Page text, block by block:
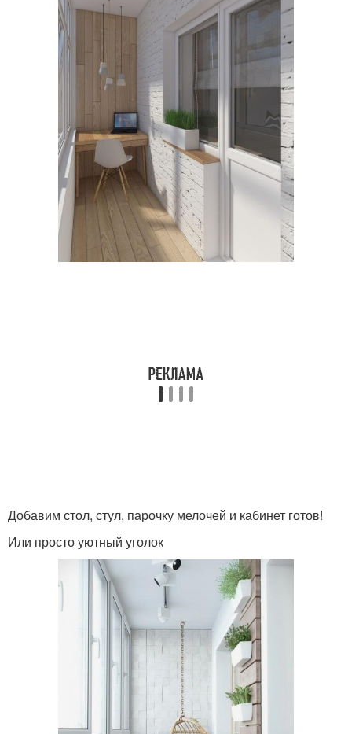
Добавим стол, стул, парочку мелочей и кабинет готов!
Или просто уютный уголок